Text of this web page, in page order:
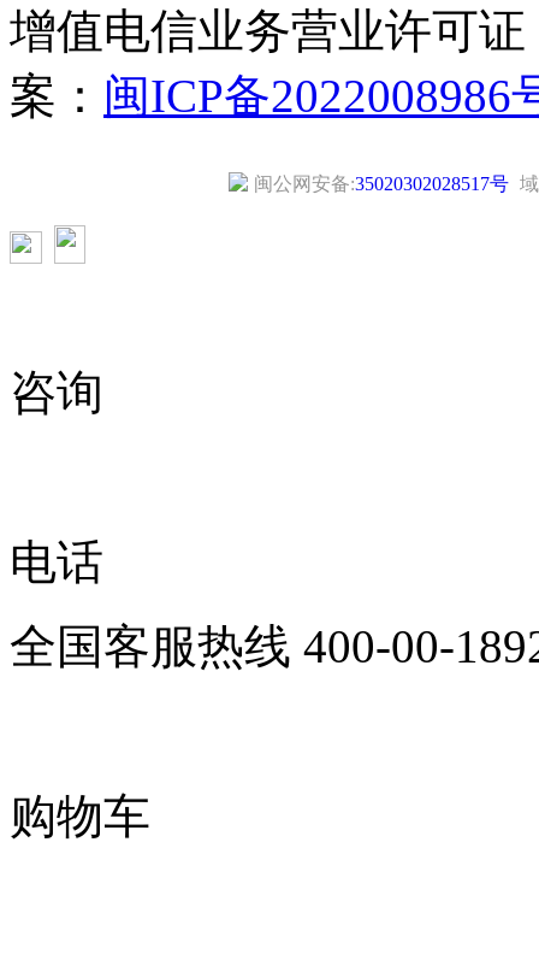
增值电信业务营业许可证
案： 闽ICP备2022008986
闽公网安备:35020302028517号
咨询
电话
全国客服热线 400-00-
购物车